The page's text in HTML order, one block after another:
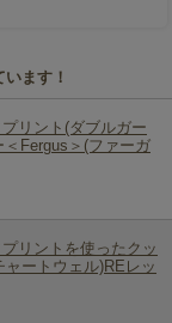
ます！
リント(ダブルガー
Fergus＞(ファーガ
リントを使ったクッ
ートウェル)REレッ